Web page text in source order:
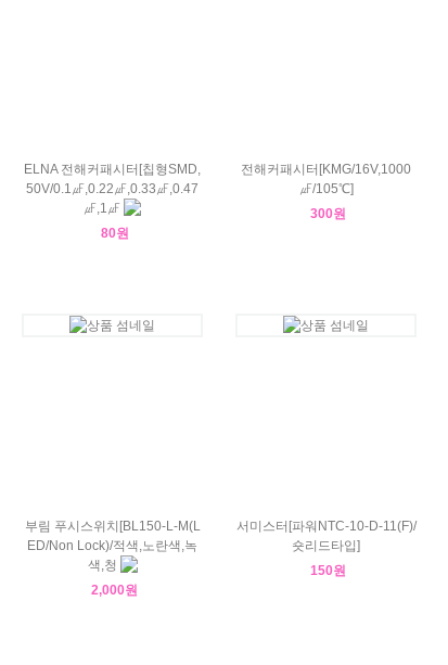
ELNA 전해커패시터[칩형SMD,
50V/0.1㎌,0.22㎌,0.33㎌,0.47
㎌,1㎌
80원
전해커패시터[KMG/16V,1000
㎌/105℃]
300원
부림 푸시스위치[BL150-L-M(L
ED/Non Lock)/적색,노란색,녹
색,청
2,000원
서미스터[파워NTC-10-D-11(F)/
숏리드타입]
150원